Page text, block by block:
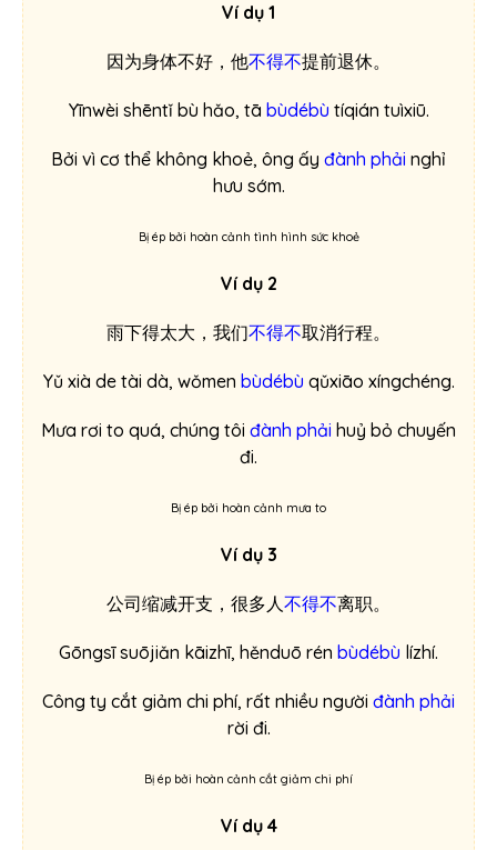
Ví dụ 1
因为身体不好，他不得不提前退休。
Yīnwèi shēntǐ bù hǎo, tā bùdébù tíqián tuìxiū.
Bởi vì cơ thể không khoẻ, ông ấy đành phải nghỉ
hưu sớm.
Bị ép bởi hoàn cảnh tình hình sức khoẻ
Ví dụ 2
雨下得太大，我们不得不取消行程。
Yǔ xià de tài dà, wǒmen bùdébù qǔxiāo xíngchéng.
Mưa rơi to quá, chúng tôi đành phải huỷ bỏ chuyến
đi.
Bị ép bởi hoàn cảnh mưa to
Ví dụ 3
公司缩减开支，很多人不得不离职。
Gōngsī suōjiǎn kāizhī, hěnduō rén bùdébù lízhí.
Công ty cắt giảm chi phí, rất nhiều người đành phải
rời đi.
Bị ép bởi hoàn cảnh cắt giảm chi phí
Ví dụ 4